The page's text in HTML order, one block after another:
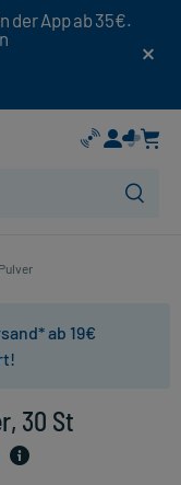
der App ab 35€.
ab 19€
30 St